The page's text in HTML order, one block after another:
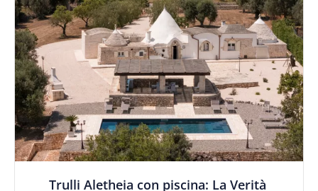
Trulli Aletheia con piscina: La Verità